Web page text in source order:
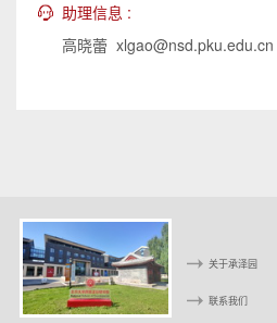
助理信息 :
高晓蕾 xlgao@nsd.pku.edu.cn
关于承泽园
联系我们